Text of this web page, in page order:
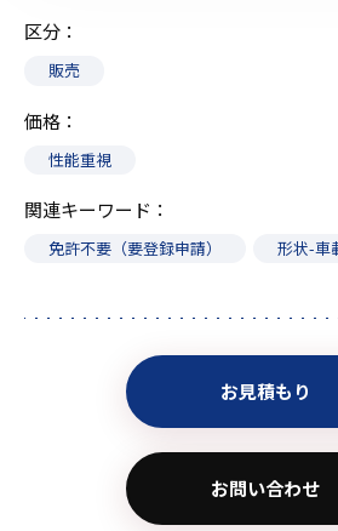
区分
販売
価格
性能重視
関連キーワード
免許不要（要登録申請） 形状-車
お見積もり
お問い合わせ